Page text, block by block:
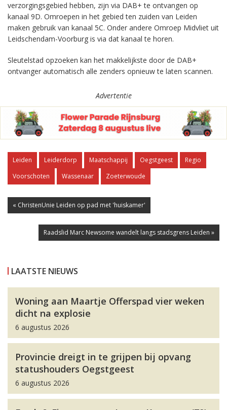
verzorgingsgebied hebben, zijn via DAB+ te ontvangen op
kanaal 9D. Omroepen in het gebied ten zuiden van Leiden
maken gebruik van kanaal 5C. Onder andere Omroep Midvliet uit
Leidschendam-Voorburg is via dat kanaal te horen.
Sleutelstad opzoeken kan het makkelijkste door de DAB+
ontvanger automatisch alle zenders opnieuw te laten scannen.
Advertentie
Leiden Leiderdorp Maatschappij Oegstgeest
Regio
Voorschoten
Wassenaar Zoeterwoude
« ChristenUnie Leiden op pad met 'huiskamer'
Raadslid Marc Newsome wandelt langs stadsgrens Leiden »
LAATSTE NIEUWS
Woning aan Maartje Offerspad vier weken
dicht na explosie
6 augustus 2026
Provincie dreigt in te grijpen bij opvang
statushouders Oegstgeest
6 augustus 2026